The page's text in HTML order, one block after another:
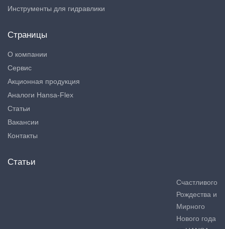
Инструменты для гидравлики
Страницы
О компании
Сервис
Акционная продукция
Аналоги Hansa-Flex
Статьи
Вакансии
Контакты
Статьи
Счастливого
Рождества и
Мирного
Нового года